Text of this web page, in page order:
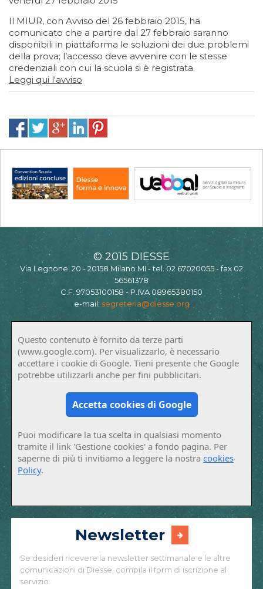
Il MIUR, con Avviso del 26 febbraio 2015, ha
comunicato che a partire dal 27 febbraio saranno
disponibili in piattaforma le soluzioni dei due problemi
della prova; l’accesso deve avvenire con le stesse
credenziali con cui la scuola si è registrata.
Leggi qui l'avviso
© 2015 DIESSE
Via Legnone, 20 - 20158 Milano MI - tel. 02 67020055 - fax 02
56561378
C.F. 97053100158 - P.IVA 08965380150
e-mail: segreteria@diesse.org
Questo contenuto è fornito da terze parti
(www.google.com). Per visualizzarlo, è necessario
accettare i cookie di Google. Tieni presente che Google
potrebbe utilizzarli anche per fini pubblicitari.
Accetta cookies di Google
Puoi modificare la tua scelta in qualsiasi momento
tramite il link 'Gestione cookies' a fondo pagina. Per
saperne di più ti invitiamo a leggere la nostracookies
Policy.
Newsletter
Se desideri ricevere la newsletter settimanale e le altre
comunicazioni di Diesse, compila il form di iscrizione al
servizio.